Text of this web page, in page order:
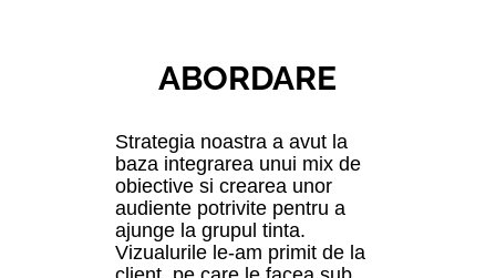
ABORDARE
Strategia noastra a avut la
baza integrarea unui mix de
obiective si crearea unor
audiente potrivite pentru a
ajunge la grupul tinta.
Vizualurile le-am primit de la